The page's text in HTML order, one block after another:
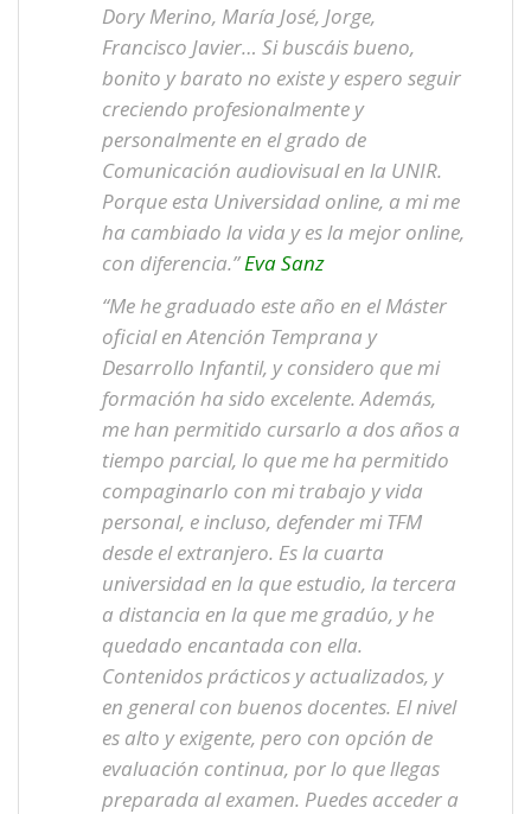
Dory Merino, María José, Jorge,
Francisco Javier… Si buscáis bueno,
bonito y barato no existe y espero seguir
creciendo profesionalmente y
personalmente en el grado de
Comunicación audiovisual en la UNIR.
Porque esta Universidad online, a mi me
ha cambiado la vida y es la mejor online,
con diferencia.”Eva Sanz
“Me he graduado este año en el Máster
oficial en Atención Temprana y
Desarrollo Infantil, y considero que mi
formación ha sido excelente. Además,
me han permitido cursarlo a dos años a
tiempo parcial, lo que me ha permitido
compaginarlo con mi trabajo y vida
personal, e incluso, defender mi TFM
desde el extranjero. Es la cuarta
universidad en la que estudio, la tercera
a distancia en la que me gradúo, y he
quedado encantada con ella.
Contenidos prácticos y actualizados, y
en general con buenos docentes. El nivel
es alto y exigente, pero con opción de
evaluación continua, por lo que llegas
preparada al examen. Puedes acceder a